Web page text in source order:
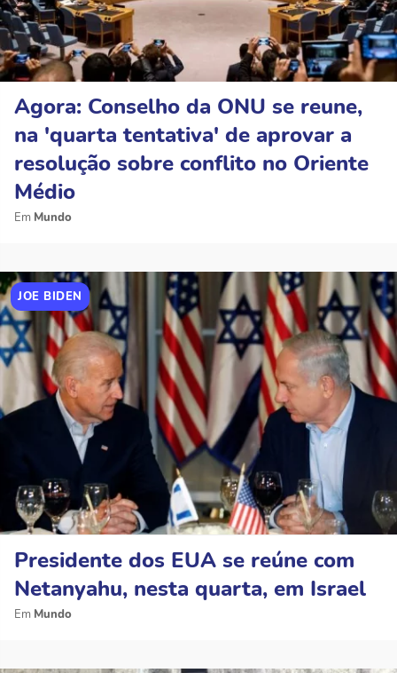
Agora: Conselho da ONU se reune,
na 'quarta tentativa' de aprovar a
resolução sobre conflito no Oriente
Médio
Mundo
JOE BIDEN
Presidente dos EUA se reúne com
Netanyahu, nesta quarta, em Israel
Mundo